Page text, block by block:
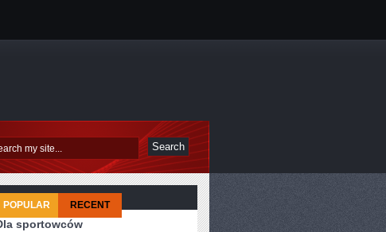
POPULAR RECENT
sportowców